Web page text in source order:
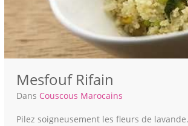
Mesfouf Rifain
Dans Couscous Marocains
Pilez soigneusement les fleurs de